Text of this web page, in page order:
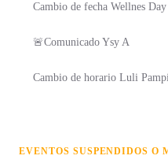
Cambio de fecha Wellnes
🚨Comunicado Ysy A
Cambio de horario Luli
EVENTOS SUSPENDIDOS O